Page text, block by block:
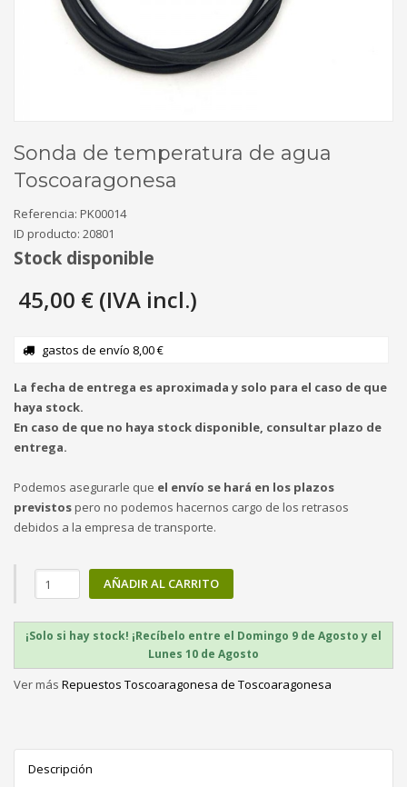
Sonda de temperatura de agua
Toscoaragonesa
Referencia: PK00014
ID producto: 20801
Stock disponible
45,00 € (IVA incl.)
gastos de envío 8,00 €
La fecha de entrega es aproximada y solo para el caso de que
haya stock.
En caso de que no haya stock disponible, consultar plazo de
entrega.
Podemos asegurarle que el envío se hará en los plazos
previstospero no podemos hacernos cargo de los retrasos
debidos a la empresa de transporte.
AÑADIR AL CARRITO
¡Solo si hay stock! ¡Recíbelo entre el Domingo 9 de Agosto y el
Lunes 10 de Agosto
Ver más Repuestos Toscoaragonesa de Toscoaragonesa
Descripción